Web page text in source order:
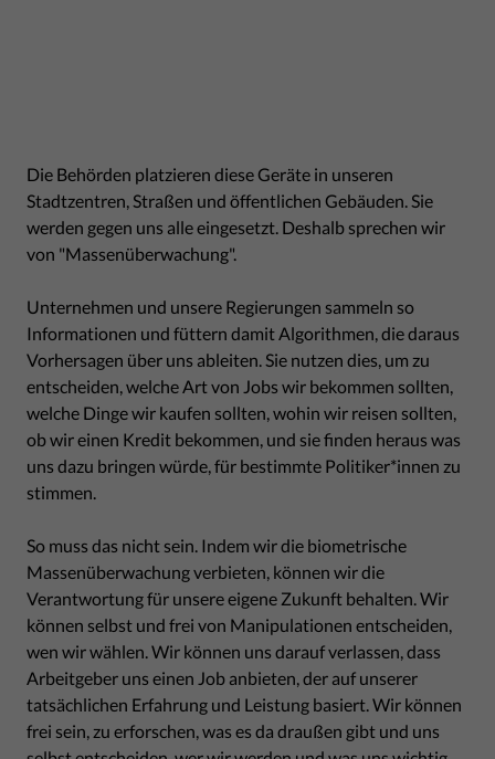
Die Behörden platzieren diese Geräte in unseren
Stadtzentren, Straßen und öffentlichen Gebäuden. Sie
werden gegen uns alle eingesetzt. Deshalb sprechen wir
von "Massenüberwachung".
Unternehmen und unsere Regierungen sammeln so
Informationen und füttern damit Algorithmen, die daraus
Vorhersagen über uns ableiten. Sie nutzen dies, um zu
entscheiden, welche Art von Jobs wir bekommen sollten,
welche Dinge wir kaufen sollten, wohin wir reisen sollten,
ob wir einen Kredit bekommen, und sie finden heraus was
uns dazu bringen würde, für bestimmte Politiker*innen zu
stimmen.
So muss das nicht sein. Indem wir die biometrische
Massenüberwachung verbieten, können wir die
Verantwortung für unsere eigene Zukunft behalten. Wir
können selbst und frei von Manipulationen entscheiden,
wen wir wählen. Wir können uns darauf verlassen, dass
Arbeitgeber uns einen Job anbieten, der auf unserer
tatsächlichen Erfahrung und Leistung basiert. Wir können
frei sein, zu erforschen, was es da draußen gibt und uns